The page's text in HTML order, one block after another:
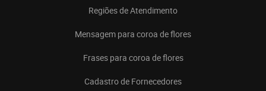
Regiões de Atendimento
Mensagem para coroa de flores
Frases para coroa de flores
Cadastro de Fornecedores